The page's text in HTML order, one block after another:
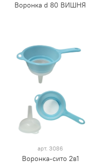
Воронка d 80 ВИШНЯ
арт. 3086
Воронка-сито 2в1